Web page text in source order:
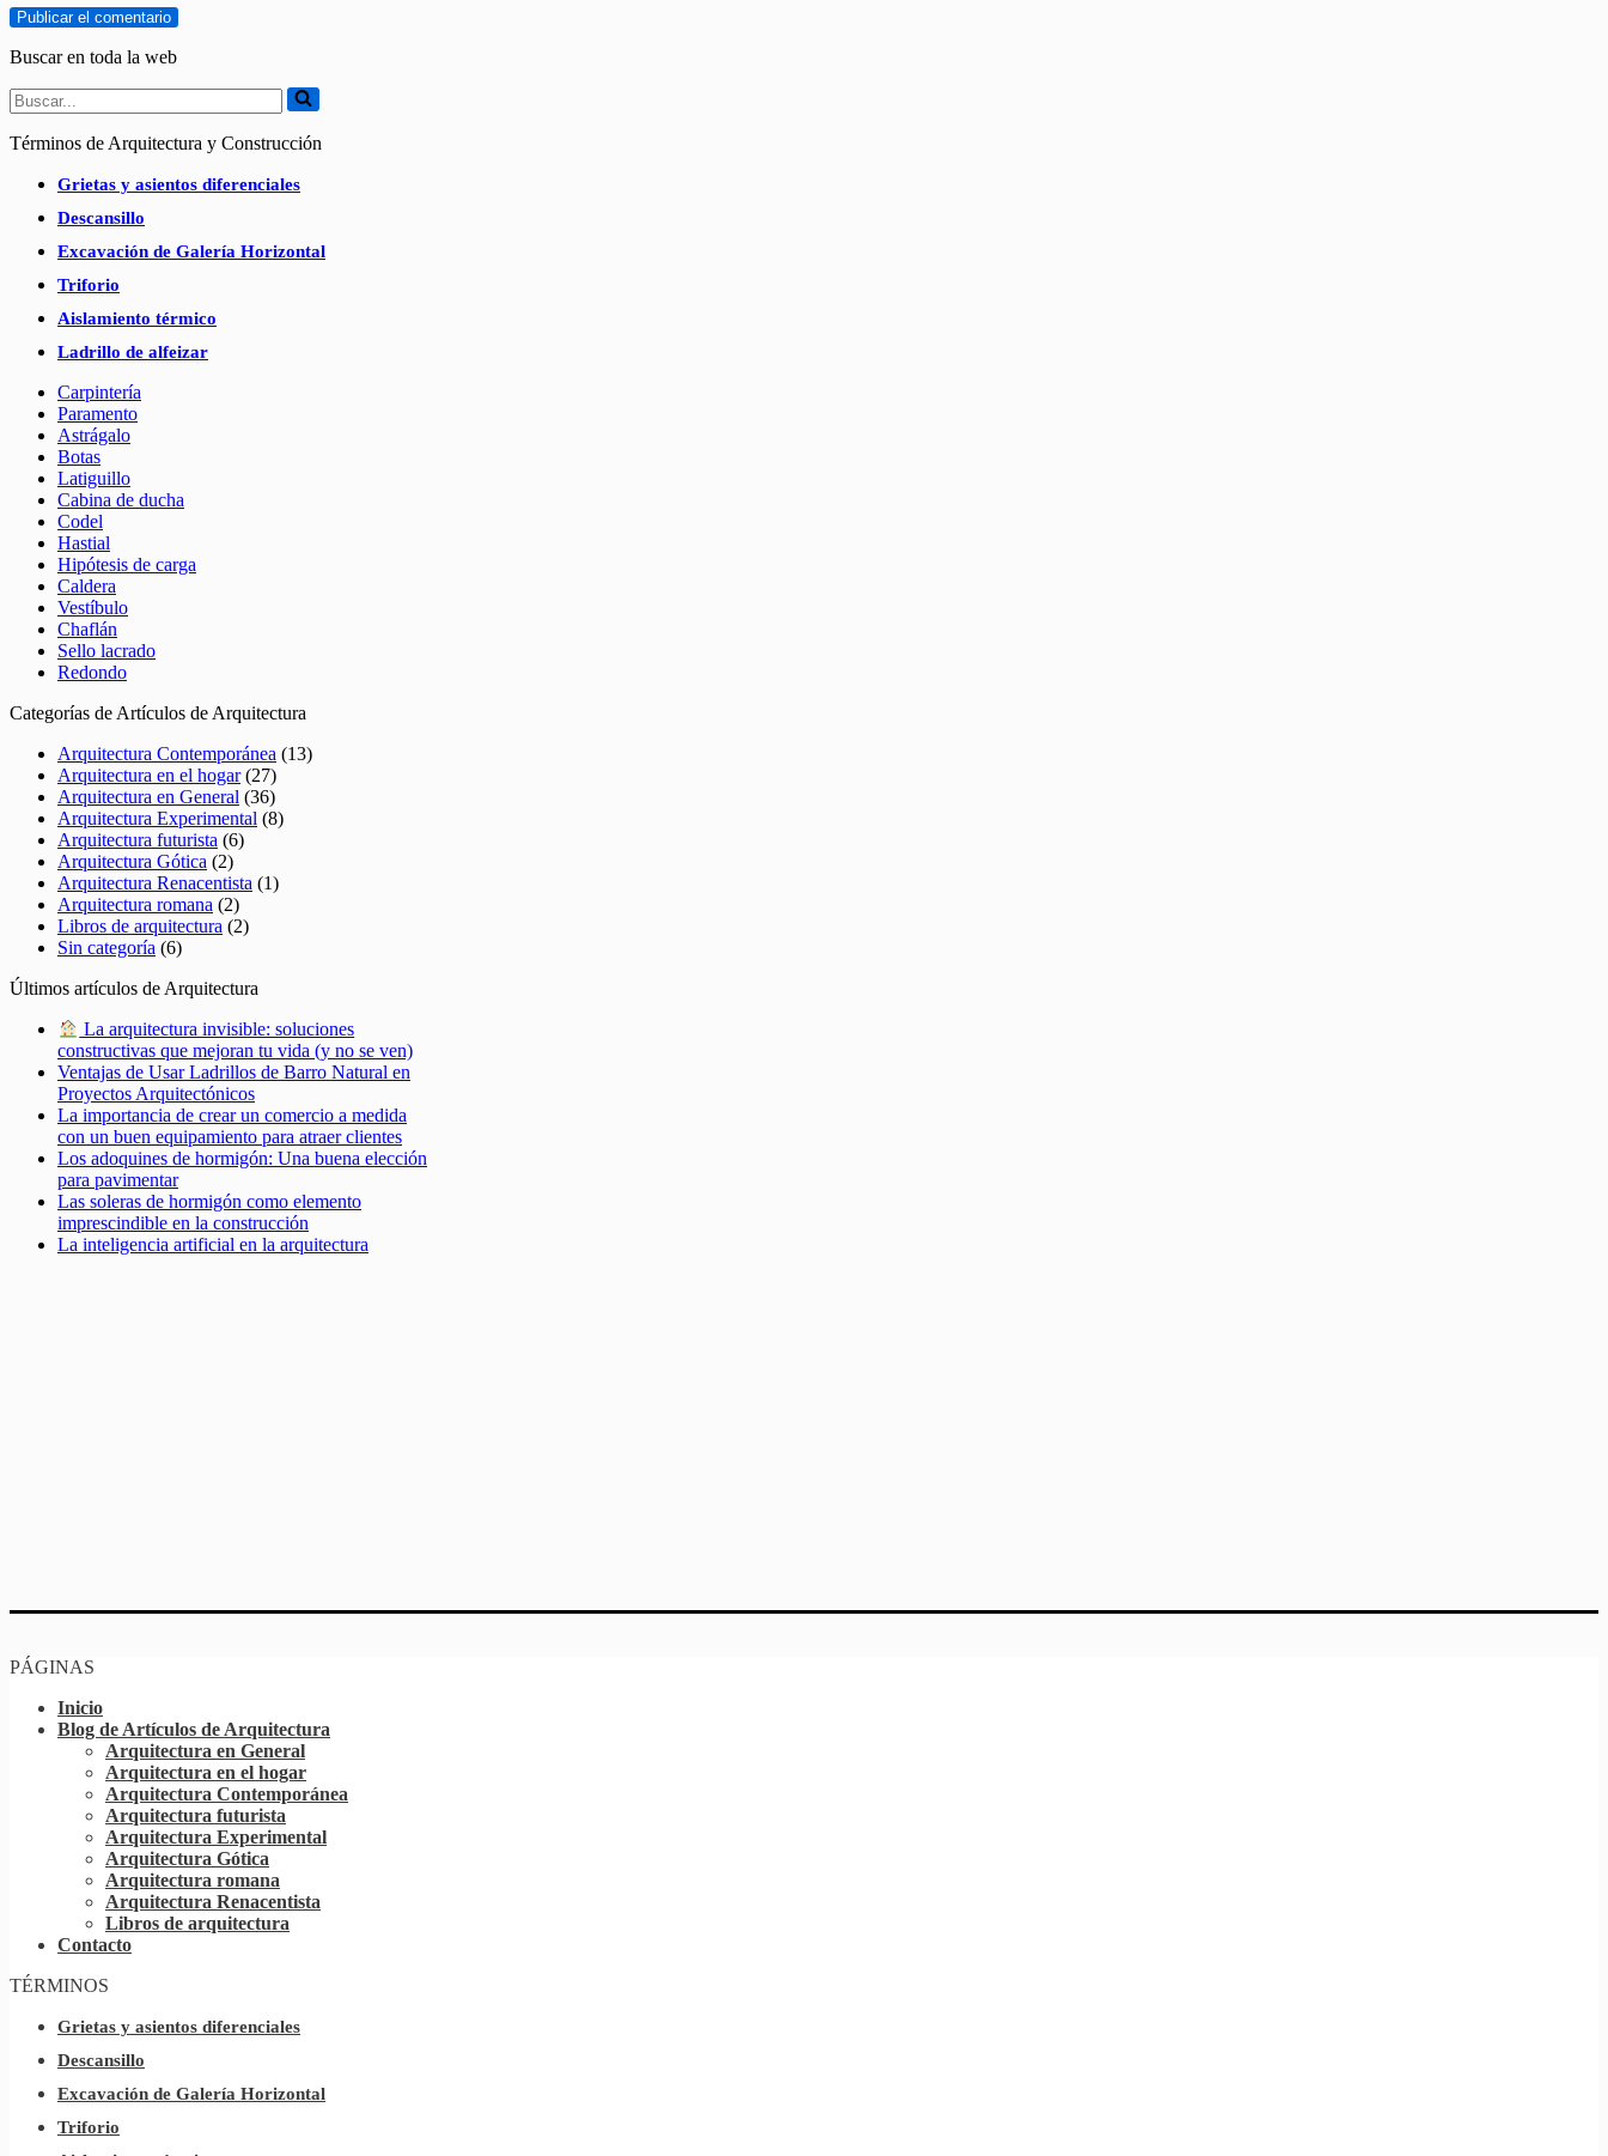
Buscar en toda la web
Buscar...
Términos de Arquitectura y Construcción
Grietas y asientos diferenciales
Descansillo
Excavación de Galería Horizontal
Triforio
Aislamiento térmico
Ladrillo de alfeizar
Carpintería
Paramento
Astrágalo
Botas
Latiguillo
Cabina de ducha
Codel
Hastial
Hipótesis de carga
Caldera
Vestíbulo
Chaflán
Sello lacrado
Redondo
Categorías de Artículos de Arquitectura
Arquitectura Contemporánea (13)
Arquitectura en el hogar(27)
Arquitectura en General (36)
Arquitectura Experimental (8)
Arquitectura futurista (6)
Arquitectura Gótica (2)
Arquitectura Renacentista (1)
Arquitectura romana (2)
Libros de arquitectura (2)
Sin categoría (6)
Últimos artículos de Arquitectura
La arquitectura invisible: soluciones
constructivas que mejoran tu vida (y no se ven)
Ventajas de Usar Ladrillos de Barro Natural en
Proyectos Arquitectónicos
La importancia de crear un comercio a medida
con un buen equipamiento para atraer clientes
Los adoquines de hormigón: Una buena elección
para pavimentar
Las soleras de hormigón como elemento
imprescindible en la construcción
La inteligencia artificial en la arquitectura
PÁGINAS
Inicio
Blog de Artículos de Arquitectura
Arquitectura en General
Arquitectura en el hogar
Arquitectura Contemporánea
Arquitectura futurista
Arquitectura Experimental
Arquitectura Gótica
Arquitectura romana
Arquitectura Renacentista
Libros de arquitectura
Contacto
TÉRMINOS
Grietas y asientos diferenciales
Descansillo
Excavación de Galería Horizontal
Triforio